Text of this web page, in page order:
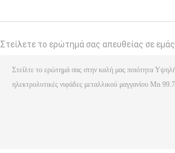
Στείλετε το ερώτημά σας απευθείας σε εμάς